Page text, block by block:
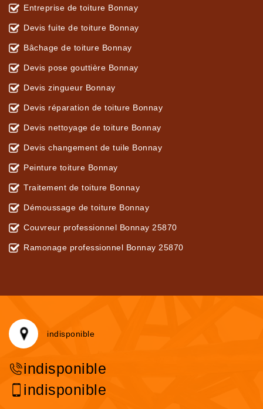
Entreprise de toiture Bonnay
Devis fuite de toiture Bonnay
Bâchage de toiture Bonnay
Devis pose gouttière Bonnay
Devis zingueur Bonnay
Devis réparation de toiture Bonnay
Devis nettoyage de toiture Bonnay
Devis changement de tuile Bonnay
Peinture toiture Bonnay
Traitement de toiture Bonnay
Démoussage de toiture Bonnay
Couvreur professionnel Bonnay 25870
Ramonage professionnel Bonnay 25870
indisponible
indisponible
indisponible